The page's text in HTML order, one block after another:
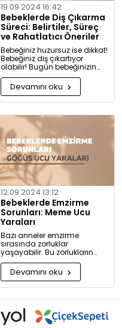
19.09.2024 16:42
Bebeklerde Diş Çıkarma
Süreci: Belirtiler, Süreç
ve Rahatlatıcı Öneriler
Bebeğiniz huzursuz ise dikkat!
Bebeğiniz diş çıkartıyor
olabilir! Bugün bebeğinizin
diş çıkarma belirtilerini ve sizi
rahatlatacak önerileri
paylaşıyoruz.
Devamını oku
12.09.2024 13:12
Bebeklerde Emzirme
Sorunları: Meme Ucu
Yaraları
Bazı anneler emzirme
sırasında zorluklar
yaşayabilir. Bu zorlukların
başında meme ucu yaraları
ve emzirme sırasında
hissedilen acı gelir.
Devamını oku